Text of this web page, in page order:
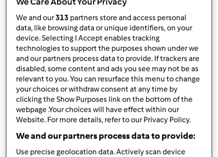
przezccordel
opublikowany: 30/03/11
zmieniono dnia: 29/11/11
Dodaj do moich kolekcji
podziel się przepisem
Stwórz wariant
Składniki
We and our313 partners store and access personal
data, like browsing data or unique identifiers, on your
device. Selecting I Accept enables tracking
technologies to support the purposes shown under we
and our partners process data to provide. If trackers are
disabled, some content and ads you see may not be as
relevant to you. You can resurface this menu to change
your choices or withdraw consent at any time by
clicking the Show Purposes link on the bottom of the
webpage .Your choices will have effect within our
Website. For more details, refer to our Privacy Policy.
We and our partners process data to provide:
Use precise geolocation data. Actively scan device